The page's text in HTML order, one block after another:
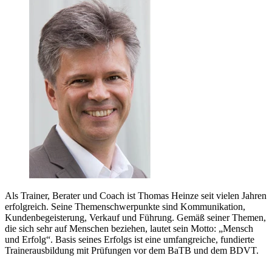
Als Trainer, Berater und Coach ist Thomas Heinze seit vielen Jahren
erfolgreich. Seine Themenschwerpunkte sind Kommunikation,
Kundenbegeisterung, Verkauf und Führung. Gemäß seiner Themen,
die sich sehr auf Menschen beziehen, lautet sein Motto: „Mensch
und Erfolg“. Basis seines Erfolgs ist eine umfangreiche, fundierte
Trainerausbildung mit Prüfungen vor dem BaTB und dem BDVT.